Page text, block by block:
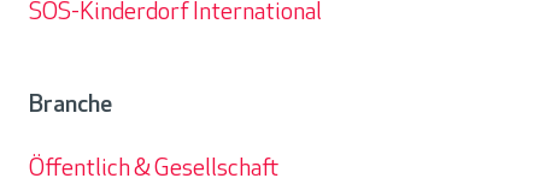
SOS-Kinderdorf International
Branche
Öffentlich & Gesellschaft